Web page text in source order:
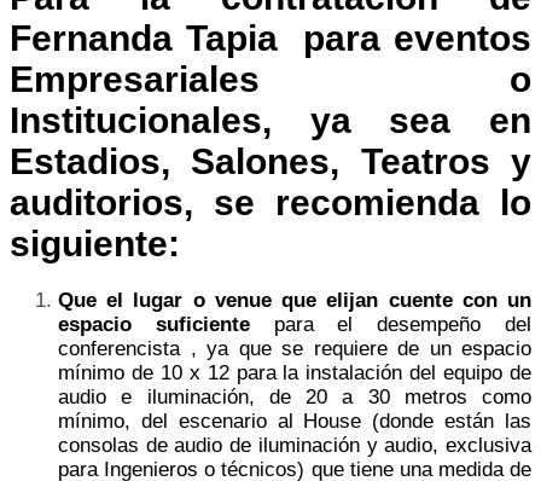
Fernanda Tapia para eventos
Empresariales o
Institucionales, ya sea en
Estadios, Salones, Teatros y
auditorios, se recomienda lo
siguiente:
Que el lugar o venue que elijan cuente con un
espacio suficientepara el desempeño del
conferencista , ya que se requiere de un espacio
mínimo de 10 x 12 para la instalación del equipo de
audio e iluminación, de 20 a 30 metros como
mínimo, del escenario al House (donde están las
consolas de audio de iluminación y audio, exclusiva
para Ingenieros o técnicos) que tiene una medida de